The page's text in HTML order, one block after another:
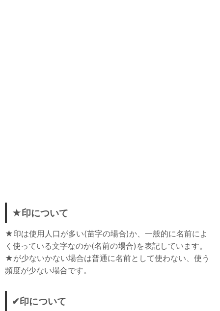
★印について
★印は使用人口が多い(苗字の場合)か、一般的に名前によ
く使っている文字なのか(名前の場合)を表記しています。
★が少ないかない場合は普通に名前として使わない、使う
頻度が少ない場合です。
✔印について